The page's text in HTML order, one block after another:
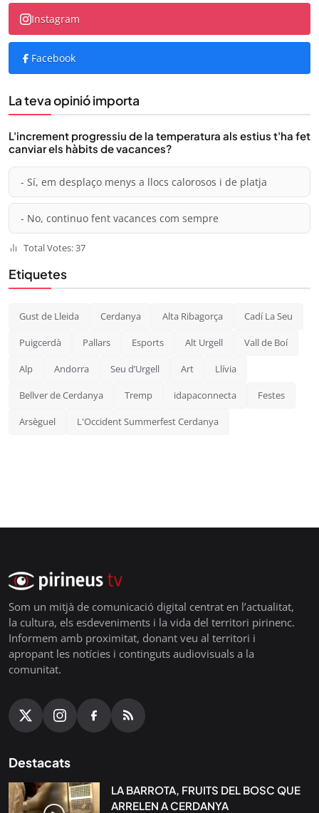
Instagram
Facebook
La teva opinió importa
L'increment progressiu de la temperatura als estius t'ha fet
canviar els hàbits de vacances?
- Sí, em desplaço menys a llocs calorosos i de platja
- No, continuo fent vacances com sempre
Total Votes: 37
Etiquetes
Gust de Lleida Cerdanya Alta Ribagorça Cadí La Seu
Puigcerdà Pallars Esports Alt Urgell Vall de Boí
Alp Andorra Seu d’Urgell Art Llívia
Bellver de Cerdanya Tremp idapaconnecta Festes
Arsèguel L'Occident Summerfest Cerdanya
Som un mitjà de comunicació digital centrat en l’actualitat,
la cultura, els esdeveniments i la vida del territori pirinenc.
Informem amb proximitat, donant veu al territori i
apropant les notícies i continguts audiovisuals a la
comunitat.
Destacats
LA BARROTA, FRUITS DEL BOSC QUE
ARRELEN A CERDANYA